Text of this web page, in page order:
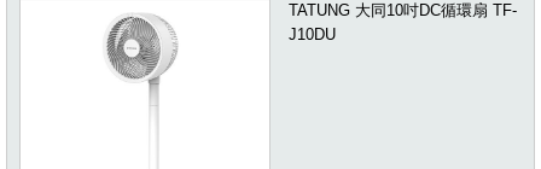
TATUNG 大同10吋DC循環扇 TF-
J10DU